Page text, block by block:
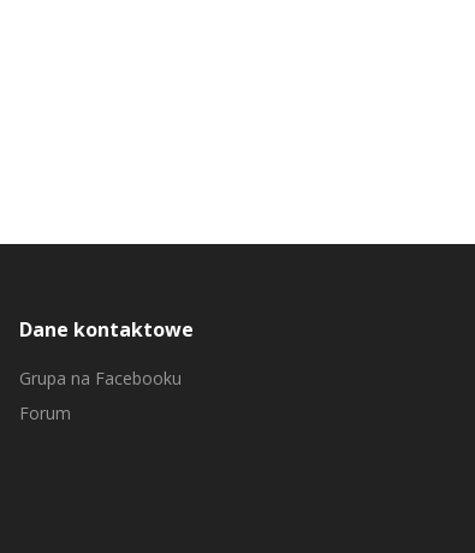
Dane kontaktowe
Grupa na Facebooku
Forum